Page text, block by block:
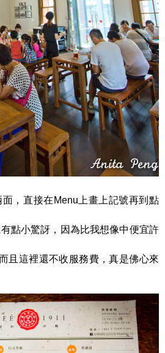
，直接在Menu上畫上記號再到點
點小驚訝，因為比我想像中便宜許
且這裡還不收服務費，真是佛心來